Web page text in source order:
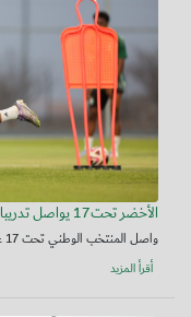
الأخضر تحت17 يواصل تدريباته ضمن معسكر الطائف
واصل المنتخب الوطني تحت 17 عامًا اليوم الثلاثاء تدريباته ضمن معسكره في...
أقرأ المزيد